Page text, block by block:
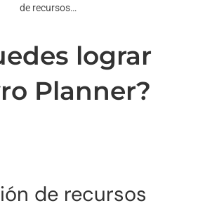
de recursos…
lograr
Planner?
de recursos